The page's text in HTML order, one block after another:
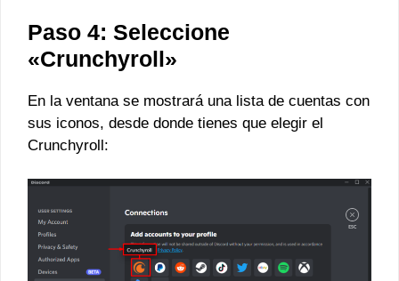
Paso 4: Seleccione
«Crunchyroll»
En la ventana se mostrará una lista de cuentas con
sus iconos, desde donde tienes que elegir el
Crunchyroll: